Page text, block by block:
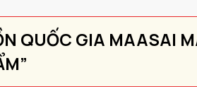
QUỐC GIA MAASAI